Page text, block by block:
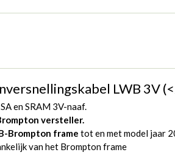
LWB 3V
en SRAM 3V-naaf.
versteller.
Brompton frame tot en met model jaar
van het Brompton frame